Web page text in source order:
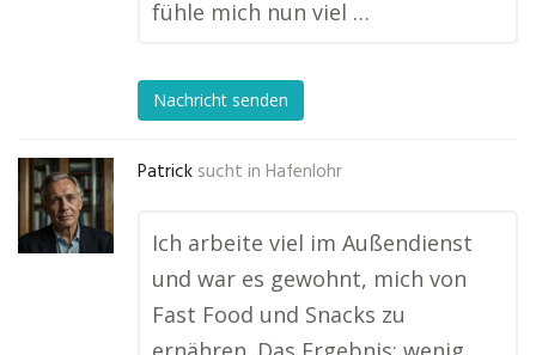
fühle mich nun viel …
Nachricht senden
Patrick sucht in Hafenlohr
Ich arbeite viel im Außendienst
und war es gewohnt, mich von
Fast Food und Snacks zu